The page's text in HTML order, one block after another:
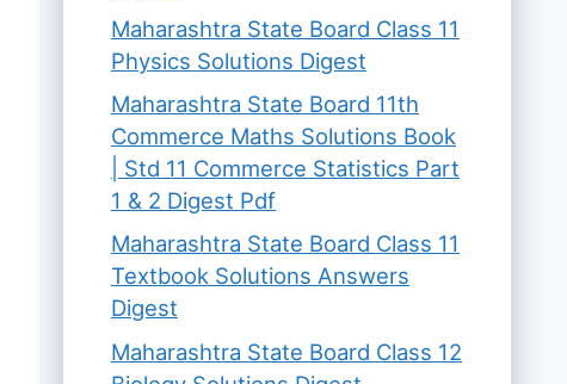
Maharashtra State Board Class 11
Physics Solutions Digest
Maharashtra State Board 11th
Commerce Maths Solutions Book
| Std 11 Commerce Statistics Part
1 & 2 Digest Pdf
Maharashtra State Board Class 11
Textbook Solutions Answers
Digest
Maharashtra State Board Class 12